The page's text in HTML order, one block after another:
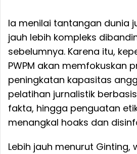
Ia menilai tantangan dunia
jauh lebih kompleks
sebelumnya. Karena itu,
PWPM akan memfokuskan
peningkatan kapasitas
pelatihan jurnalistik
fakta, hingga penguatan
menangkal hoaks dan
Lebih jauh menurut Ginting,